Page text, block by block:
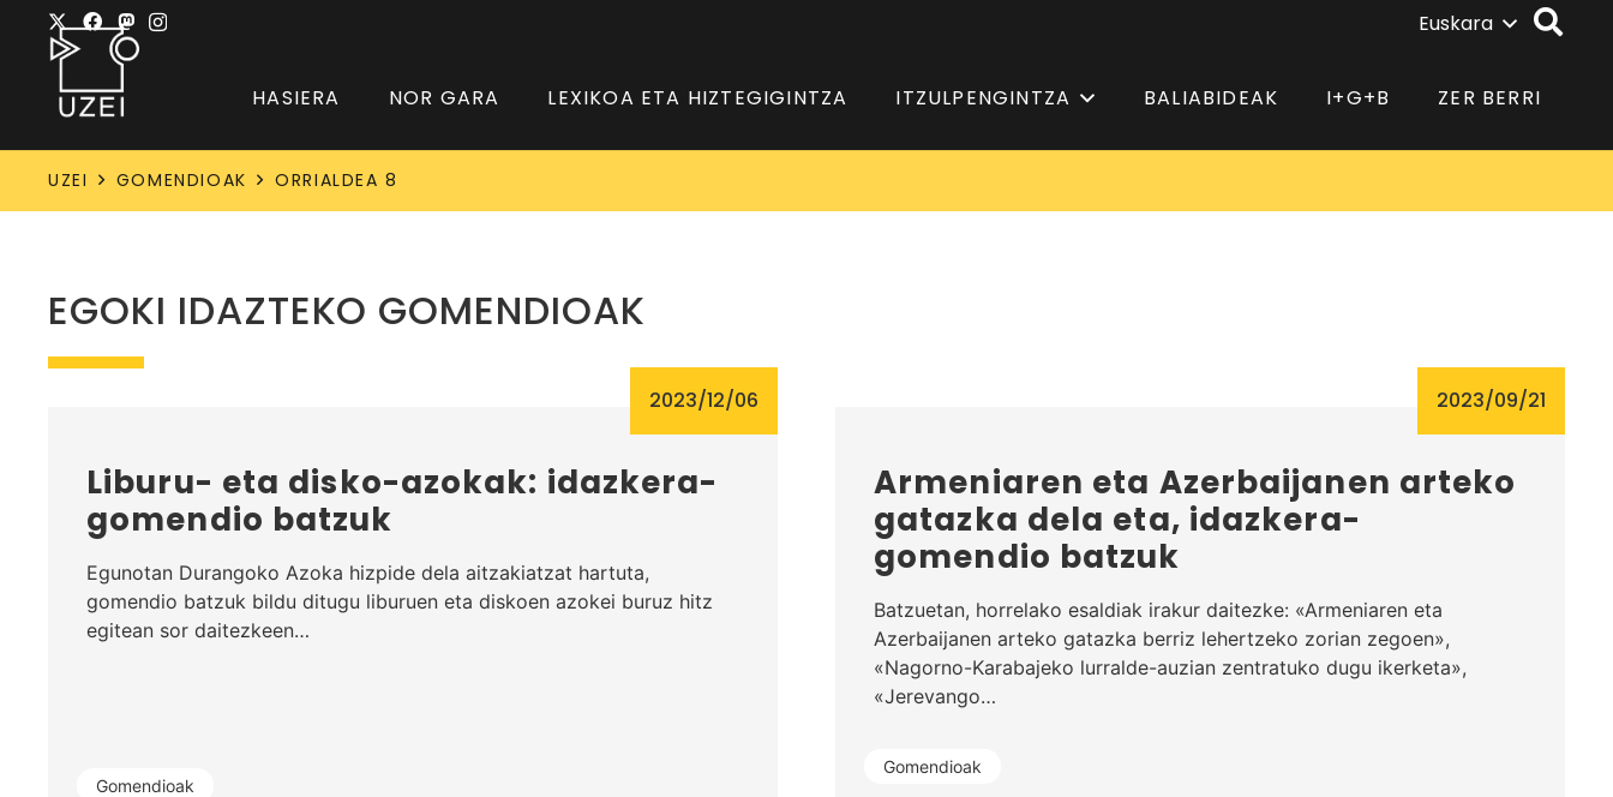
Euskara
HASIERA NOR GARA LEXIKOA ETA HIZTEGIGINTZA ITZULPENGINTZA BALIABIDEAK I+G+B ZER BERRI
UZEI GOMENDIOAK ORRIALDEA 8
EGOKI IDAZTEKO GOMENDIOAK
Gomendioak
2023/12/06
Liburu- eta disko-azokak: idazkera-
gomendio batzuk
Egunotan Durangoko Azoka hizpide dela aitzakiatzat hartuta,
gomendio batzuk bildu ditugu liburuen eta diskoen azokei buruz hitz
egitean sor daitezkeen…
Gomendioak
2023/09/21
Armeniaren eta Azerbaijanen arteko
gatazka dela eta, idazkera-
gomendio batzuk
Batzuetan, horrelako esaldiak irakur daitezke: «Armeniaren eta
Azerbaijanen arteko gatazka berriz lehertzeko zorian zegoen»,
«Nagorno-Karabajeko lurralde-auzian zentratuko dugu ikerketa»,
«Jerevango…